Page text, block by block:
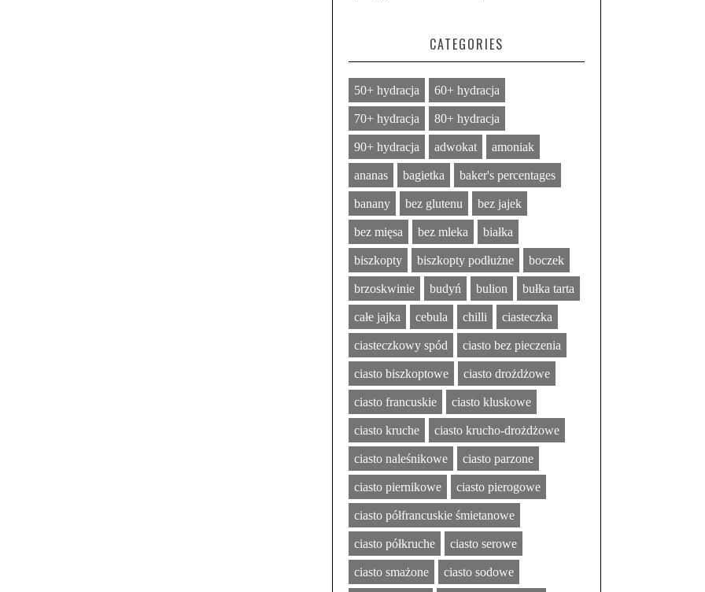
CATEGORIES
50+ hydracja 60+ hydracja
70+ hydracja 80+ hydracja
90+ hydracja adwokat amoniak
ananas bagietka baker's percentages
banany bez glutenu bez jajek
bez mięsa bez mleka białka
biszkopty biszkopty podłużne boczek
brzoskwinie budyń bulion bułka tarta
całe jajka cebula chilli ciasteczka
ciasteczkowy spód ciasto bez pieczenia
ciasto biszkoptowe ciasto drożdżowe
ciasto francuskie ciasto kluskowe
ciasto kruche ciasto krucho-drożdżowe
ciasto naleśnikowe ciasto parzone
ciasto piernikowe ciasto pierogowe
ciasto półfrancuskie śmietanowe
ciasto półkruche ciasto serowe
ciasto smażone ciasto sodowe